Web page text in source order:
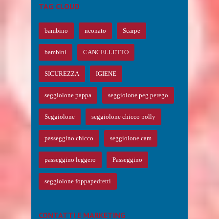
TAG CLOUD
bambino neonato Scarpe
bambini CANCELLETTO
SICUREZZA IGIENE
seggiolone pappa seggiolone peg perego
Seggiolone seggiolone chicco polly
passeggino chicco seggiolone cam
passeggino leggero Passeggino
seggiolone foppapedretti
CONTATTI E MARKETING